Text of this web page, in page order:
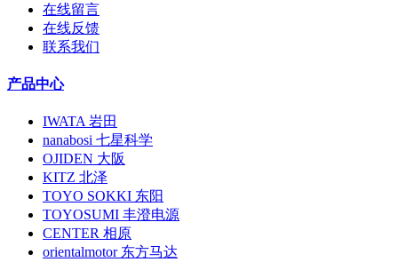
在线留言
在线反馈
联系我们
产品中心
IWATA 岩田
nanabosi 七星科学
OJIDEN 大阪
KITZ 北泽
TOYO SOKKI 东阳
TOYOSUMI 丰澄电源
CENTER 相原
orientalmotor 东方马达